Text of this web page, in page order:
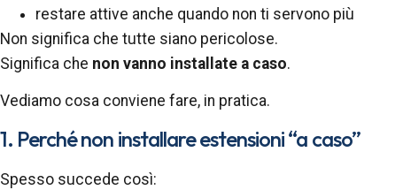
restare attive anche quando non ti servono più
Non significa che tutte siano pericolose.
Significa che non vanno installate a caso.
Vediamo cosa conviene fare, in pratica.
1. Perché non installare estensioni “a caso”
Spesso succede così: